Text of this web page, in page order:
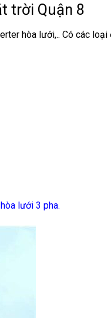
trời Quận 8
hòa lưới,.. Có các
lưới 3 pha.